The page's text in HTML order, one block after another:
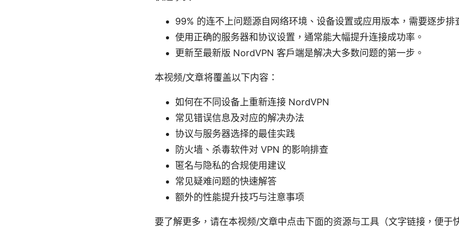
99% 的连不上问题源自网络环境、设备设置或应用版本，需要逐步排
使用正确的服务器和协议设置，通常能大幅提升连接成功率。
更新至最新版 NordVPN 客户端是解决大多数问题的第一步。
本视频/文章将覆盖以下内容：
如何在不同设备上重新连接 NordVPN
常见错误信息及对应的解决办法
协议与服务器选择的最佳实践
防火墙、杀毒软件对 VPN 的影响排查
匿名与隐私的合规使用建议
常见疑难问题的快速解答
额外的性能提升技巧与注意事项
要了解更多，请在本视频/文章中点击下面的资源与工具（文字链接，便于